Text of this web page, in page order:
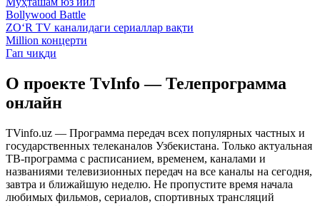
Bollywood Battle
ZO‘R TV каналидаги сериаллар вақти
Million концерти
Гап чиқди
О проекте TvInfo — Телепрограмма
онлайн
TVinfo.uz — Программа передач всех популярных частных и
государственных телеканалов Узбекистана. Только актуальная
ТВ-программа с расписанием, временем, каналами и
названиями телевизионных передач на все каналы на сегодня,
завтра и ближайшую неделю. Не пропустите время начала
любимых фильмов, сериалов, спортивных трансляций